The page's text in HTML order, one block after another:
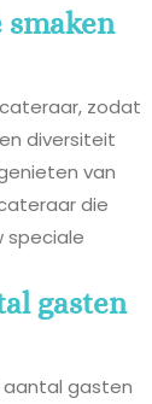
zodat
diversiteit
van
die
speciale
gasten
gasten